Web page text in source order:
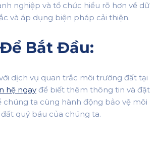
nghiệp và tổ chức hiểu rõ hơn về dữ
và áp dụng biện pháp cải thiện.
Bắt Đầu:
dịch vụ quan trắc môi trường đất tại
hệ ngay để biết thêm thông tin và đặt
chúng ta cùng hành động bảo vệ môi
quý báu của chúng ta.